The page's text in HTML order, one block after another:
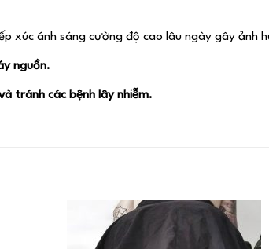
xúc ánh sáng cường độ cao lâu ngày gây ảnh
nguồn.
tránh các bệnh lây nhiễm.